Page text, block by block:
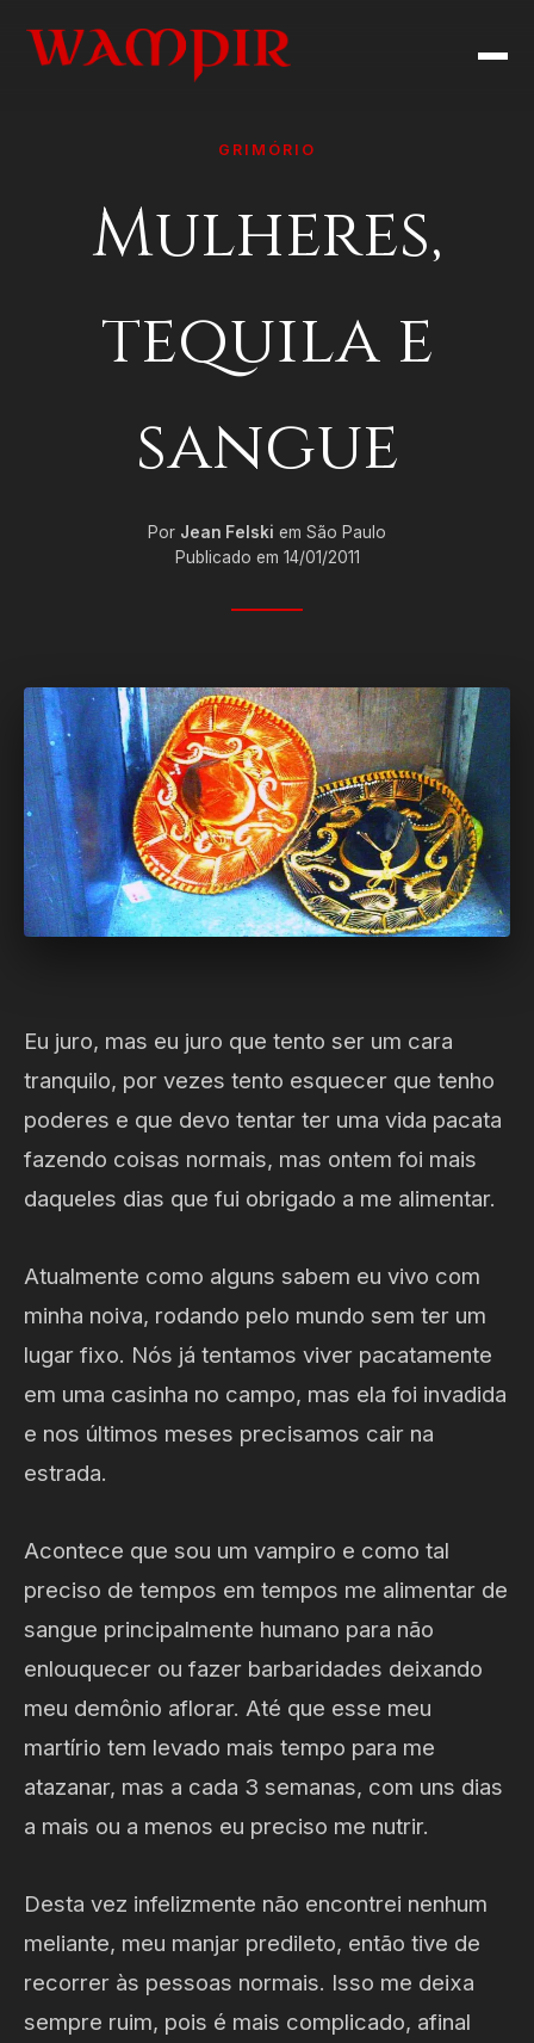
GRIMÓRIO
Mulheres,
tequila e
sangue
Por Jean Felski em São Paulo
Publicado em 14/01/2011
Eu juro, mas eu juro que tento ser um cara
tranquilo, por vezes tento esquecer que tenho
poderes e que devo tentar ter uma vida pacata
fazendo coisas normais, mas ontem foi mais
daqueles dias que fui obrigado a me alimentar.
Atualmente como alguns sabem eu vivo com
minha noiva, rodando pelo mundo sem ter um
lugar fixo. Nós já tentamos viver pacatamente
em uma casinha no campo, mas ela foi invadida
e nos últimos meses precisamos cair na
estrada.
Acontece que sou um vampiro e como tal
preciso de tempos em tempos me alimentar de
sangue principalmente humano para não
enlouquecer ou fazer barbaridades deixando
meu demônio aflorar. Até que esse meu
martírio tem levado mais tempo para me
atazanar, mas a cada 3 semanas, com uns dias
a mais ou a menos eu preciso me nutrir.
Desta vez infelizmente não encontrei nenhum
meliante, meu manjar predileto, então tive de
recorrer às pessoas normais. Isso me deixa
sempre ruim, pois é mais complicado, afinal